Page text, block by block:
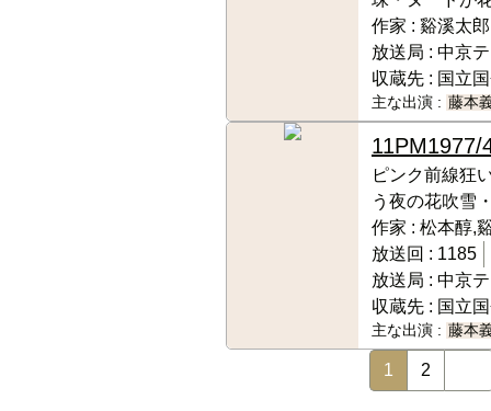
作家 : 谿溪太郎
放送局 : 中京
収蔵先 : 国立
主な出演 : 藤本
11PM1977/
ピンク前線狂
う夜の花吹雪
作家 : 松本醇,
放送回 : 1185
放送局 : 中京
収蔵先 : 国立
主な出演 : 藤本
1 2